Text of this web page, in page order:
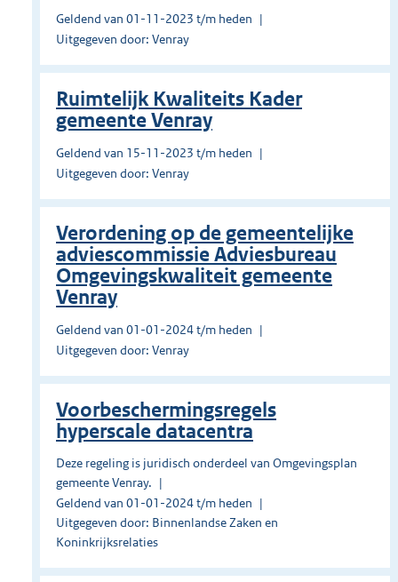
Geldend van 01-11-2023 t/m heden
Uitgegeven door: Venray
Ruimtelijk Kwaliteits Kader
gemeente Venray
Geldend van 15-11-2023 t/m heden
Uitgegeven door: Venray
Verordening op de gemeentelijke
adviescommissie Adviesbureau
Omgevingskwaliteit gemeente
Venray
Geldend van 01-01-2024 t/m heden
Uitgegeven door: Venray
Voorbeschermingsregels
hyperscale datacentra
Deze regeling is juridisch onderdeel van Omgevingsplan
gemeente Venray.
Geldend van 01-01-2024 t/m heden
Uitgegeven door: Binnenlandse Zaken en
Koninkrijksrelaties